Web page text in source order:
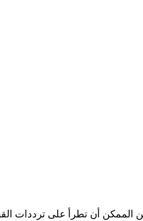
أن تطرأ على ترددات